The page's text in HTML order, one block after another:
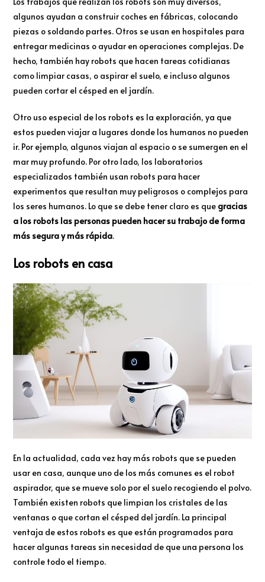
algunos ayudan a construir coches en fábricas, colocando
piezas o soldando partes. Otros se usan en hospitales para
entregar medicinas o ayudar en operaciones complejas. De
hecho, también hay robots que hacen tareas cotidianas
como limpiar casas, o aspirar el suelo, e incluso algunos
pueden cortar el césped en el jardín.
Otro uso especial de los robots es la exploración, ya que
estos pueden viajar a lugares donde los humanos no pueden
ir. Por ejemplo, algunos viajan al espacio o se sumergen en el
mar muy profundo. Por otro lado, los laboratorios
especializados también usan robots para hacer
experimentos que resultan muy peligrosos o complejos para
los seres humanos. Lo que se debe tener claro es que gracias
a los robots las personas pueden hacer su trabajo de forma
más segura y más rápida.
Los robots en casa
En la actualidad, cada vez hay más robots que se pueden
usar en casa, aunque uno de los más comunes es el robot
aspirador, que se mueve solo por el suelo recogiendo el polvo.
También existen robots que limpian los cristales de las
ventanas o que cortan el césped del jardín. La principal
ventaja de estos robots es que están programados para
hacer algunas tareas sin necesidad de que una persona los
controle todo el tiempo.